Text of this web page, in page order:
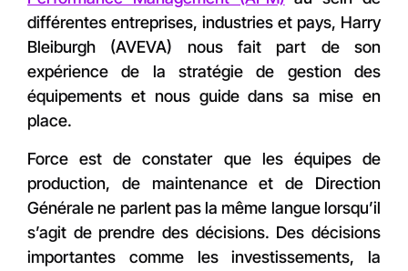
différentes entreprises, industries et pays, Harry
Bleiburgh (AVEVA) nous fait part de son
expérience de la stratégie de gestion des
équipements et nous guide dans sa mise en
place.
Force est de constater que les équipes de
production, de maintenance et de Direction
Générale ne parlent pas la même langue lorsqu’il
s’agit de prendre des décisions. Des décisions
importantes comme les investissements, la